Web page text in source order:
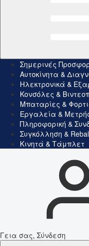
Σημερινές
Αυτοκίνητα &
Ηλεκτρονικά &
Κονσόλες &
Μπαταρίες &
Εργαλεία &
Πληροφορική &
Συγκόλληση &
Κινητά & Τάμπλετ
Γεια σας, Σύνδεση